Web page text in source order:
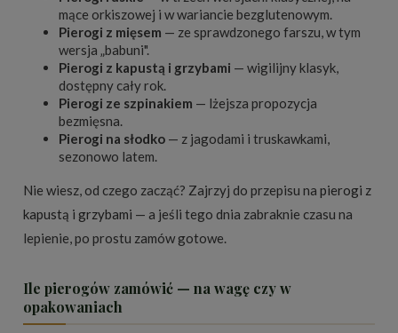
mące orkiszowej i w wariancie bezglutenowym.
Pierogi z mięsem — ze sprawdzonego farszu, w tym
wersja „babuni".
Pierogi z kapustą i grzybami — wigilijny klasyk,
dostępny cały rok.
Pierogi ze szpinakiem — lżejsza propozycja
bezmięsna.
Pierogi na słodko — z jagodami i truskawkami,
sezonowo latem.
Nie wiesz, od czego zacząć? Zajrzyj do przepisu na pierogi z
kapustą i grzybami — a jeśli tego dnia zabraknie czasu na
lepienie, po prostu zamów gotowe.
Ile pierogów zamówić — na wagę czy w
opakowaniach